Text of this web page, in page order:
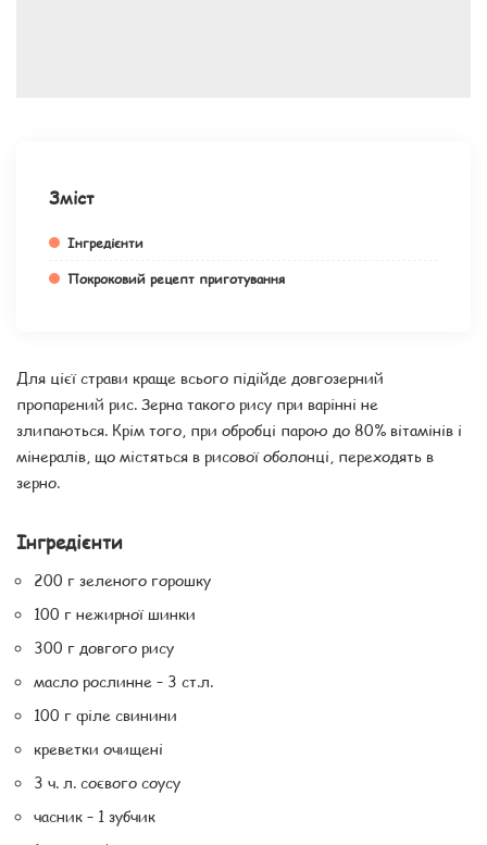
Зміст
Інгредієнти
Покроковий рецепт приготування
Для цієї страви краще всього підійде довгозерний
пропарений рис. Зерна такого рису при варінні не
злипаються. Крім того, при обробці парою до 80% вітамінів і
мінералів, що містяться в рисової оболонці, переходять в
зерно.
Інгредієнти
200 г зеленого горошку
100 г нежирної шинки
300 г довгого рису
масло рослинне – 3 ст.л.
100 г філе свинини
креветки очищені
3 ч. л. соєвого соусу
часник – 1 зубчик